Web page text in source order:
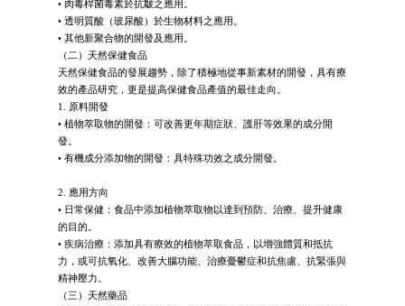
• 肉毒桿菌毒素於抗皺之應用。
• 透明質酸（玻尿酸）於生物材料之應用。
• 其他新聚合物的開發及應用。
（二）天然保健食品
天然保健食品的發展趨勢，除了積極地從事新素材的開發，具有療
效的產品研究，更是提高保健食品產值的最佳走向。
1. 原料開發
• 植物萃取物的開發：可改善更年期症狀、護肝等效果的成分開
發。
• 有機成分添加物的開發：具特殊功效之成分開發。
2. 應用方向
• 日常保健：食品中添加植物萃取物以達到預防、治療、提升健康
的目的。
• 疾病治療：添加具有療效的植物萃取食品，以增強體質和抵抗
力，或可抗氧化、改善大腦功能、治療憂鬱症和抗焦慮、抗緊張與
精神壓力。
（三）天然藥品